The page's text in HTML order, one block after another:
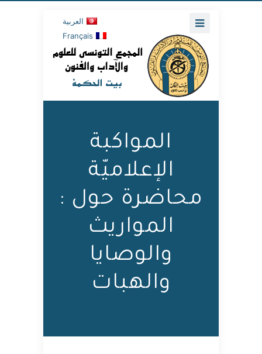
العربية
Français
المواكبة
الإعلاميّة
محاضرة حول :
المواريث
والوصايا
والهبات